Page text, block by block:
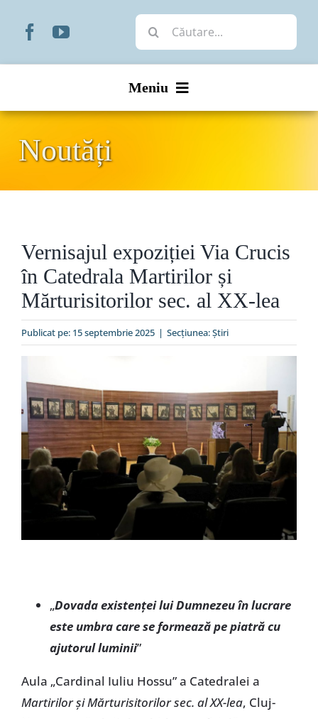
Cautare...
Meniu
Organizare
Liturgic
Special
Noutăți
Vernisajul expoziției Via Crucis
în Catedrala Martirilor și
Mărturisitorilor sec. al XX-lea
Publicat pe: 15 septembrie 2025 | Secțiunea:Ştiri
„Dovada existenței lui Dumnezeu în lucrare
este umbra care se formează pe piatră cu
ajutorul luminii”
Aula „Cardinal Iuliu Hossu” a Catedralei a
Martirilor și Mărturisitorilor sec. al XX-lea, Cluj-